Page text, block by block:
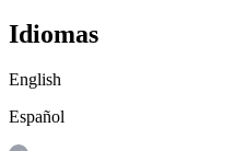
Idiomas
English
Español